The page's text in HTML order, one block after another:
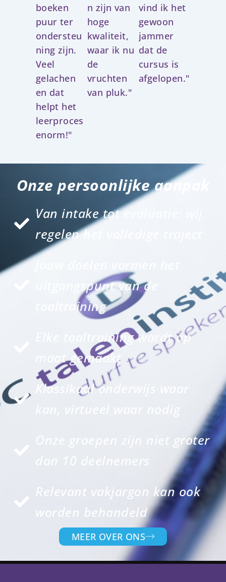
boeken
puur ter
ondersteu
ning zijn.
Veel
gelachen
en dat
helpt het
leerproces
enorm!"
n zijn van
hoge
kwaliteit,
waar ik nu
de
vruchten
van pluk."
vind ik het
gewoon
jammer
dat de
cursus is
afgelopen."
Onze persoonlijke aanpak
Van intake tot evaluatie; wij
regelen het volledige traject
uitgangspunt van de
taaltraining
Elke taaltraining wordt op
maat gemaakt
Klassikaal onderwijs waar
Onze groepen zijn niet groter
dan 10 deelnemers
Relevant vakjargon kan ook
worden behandeld
MEER OVER ONS